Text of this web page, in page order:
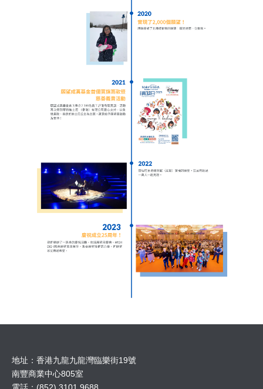
地址：香港九龍九龍灣臨樂街19號
南豐商業中心805室